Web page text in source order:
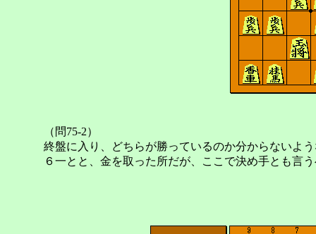
（問75-2）
終盤に入り、どちらが勝っているのか分からないよ
６一とと、金を取った所だが、ここで決め手とも言